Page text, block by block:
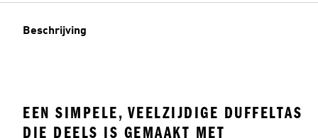
Beschrijving
EEN SIMPELE, VEELZIJDIGE DUFFELTAS
DIE DEELS IS GEMAAKT MET